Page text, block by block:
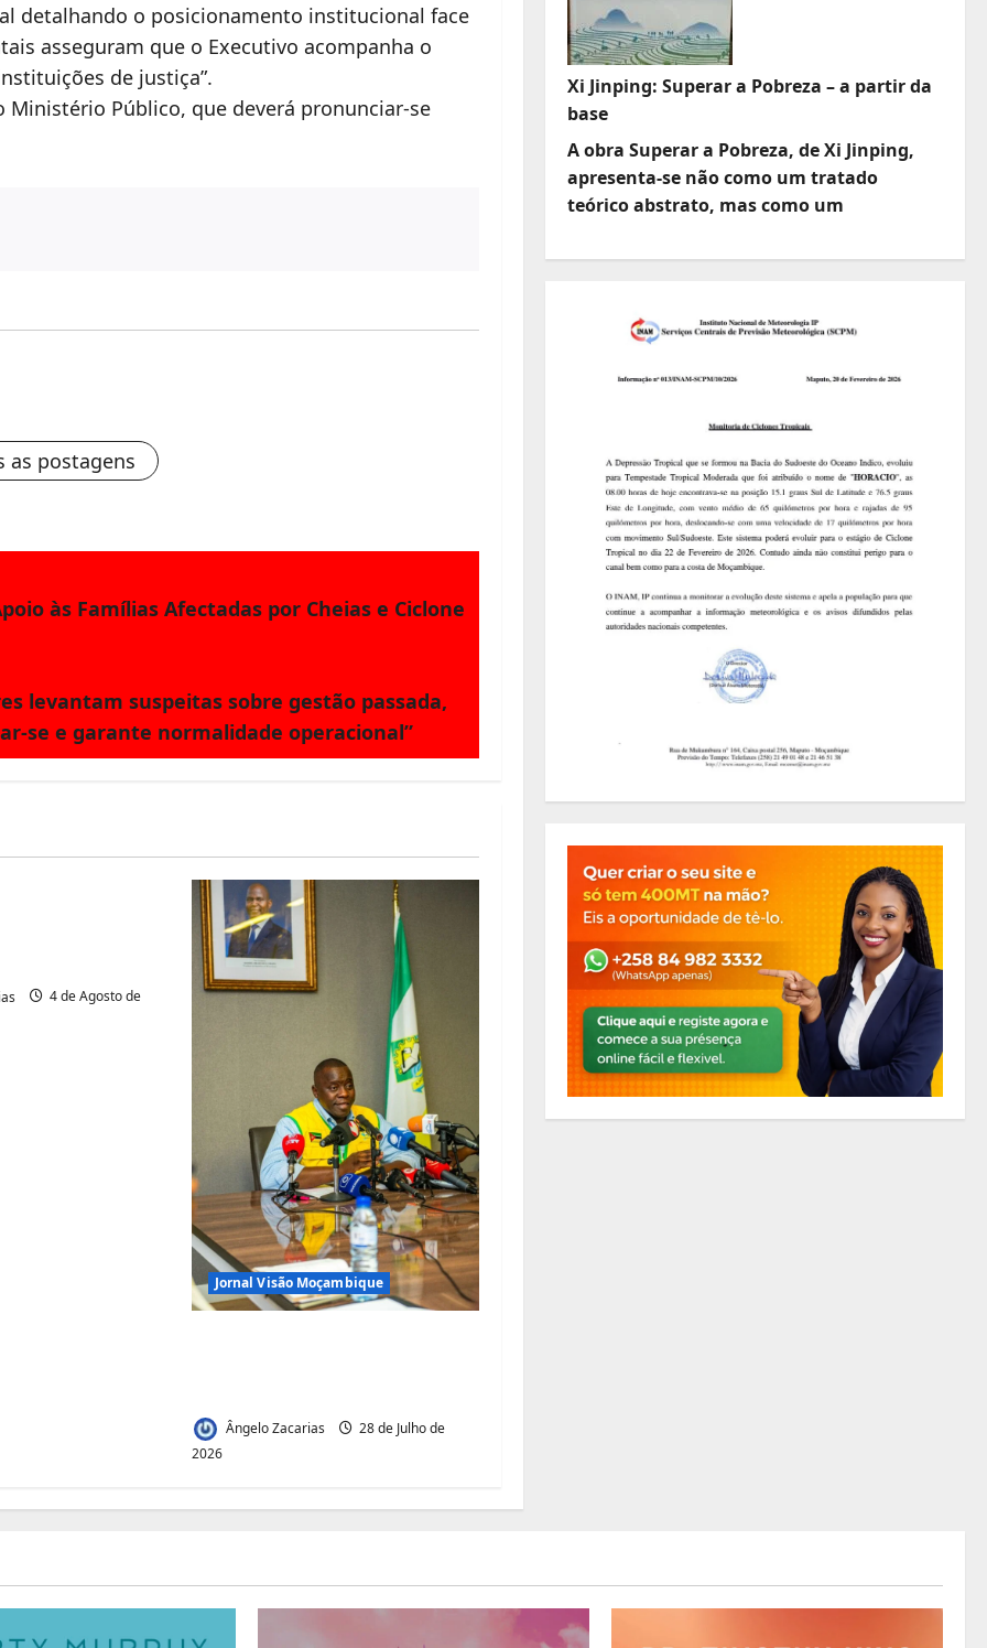
detalhando o posicionamento institucional face
asseguram que o Executivo acompanha o
de justiça”.
Público, que deverá pronunciar-se
as postagens
às Famílias Afectadas por Cheias e Ciclone
levantam suspeitas sobre gestão passada,
se e garante normalidade operacional”
4 de Agosto de
Jornal Visão Moçambique
Ângelo Zacarias
28 de Julho de
2026
Xi Jinping: Superar a Pobreza – a partir da
base
A obra Superar a Pobreza, de Xi Jinping,
apresenta-se não como um tratado
teórico abstrato, mas como um